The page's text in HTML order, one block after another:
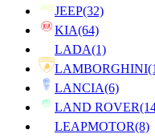
JEEP(32)
KIA(64)
LADA(1)
LAMBORGHINI
LANCIA(6)
LAND ROVER
LEAPMOTOR(8)